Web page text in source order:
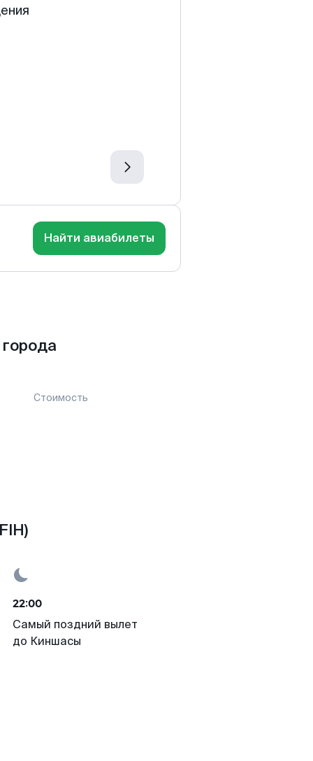
Найти авиабилеты
Стоимость
22:00
Самый поздний вылет
до Киншасы